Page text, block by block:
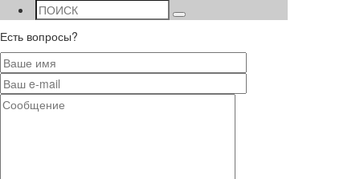
Есть вопросы?